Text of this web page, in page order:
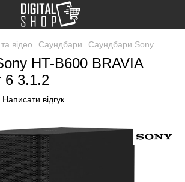
відео Саундбари Саундбари Sony
HT-B600 BRAVIA
6 3.1.2
Написати відгук